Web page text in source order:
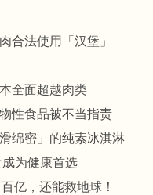
合法使用「汉堡」
全面超越肉类
性食品被不当指责
绵密」的纯素冰淇淋
为健康首选
亿，还能救地球！